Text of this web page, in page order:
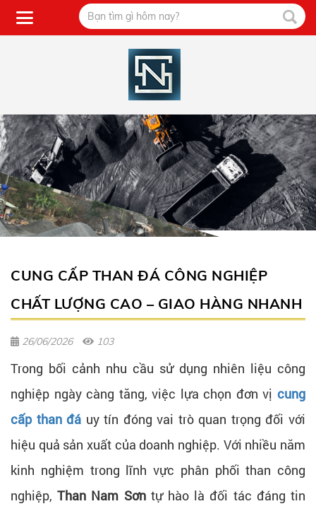
CUNG CẤP THAN ĐÁ CÔNG NGHIỆP
CHẤT LƯỢNG CAO – GIAO HÀNG NHANH
26/06/2026 103
Trong bối cảnh nhu cầu sử dụng nhiên liệu công
nghiệp ngày càng tăng, việc lựa chọn đơn vị cung
cấp than đá uy tín đóng vai trò quan trọng đối với
hiệu quả sản xuất của doanh nghiệp. Với nhiều năm
kinh nghiệm trong lĩnh vực phân phối than công
nghiệp,Than Nam Sơntự hào là đối tác đáng tin